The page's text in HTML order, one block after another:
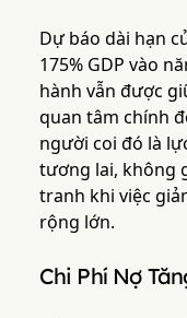
Dự báo dài hạn
175% GDP vào
hành vẫn được
quan tâm chính
người coi đó là
tương lai, không
tranh khi việc
rộng lớn.
Chi Phí Nợ